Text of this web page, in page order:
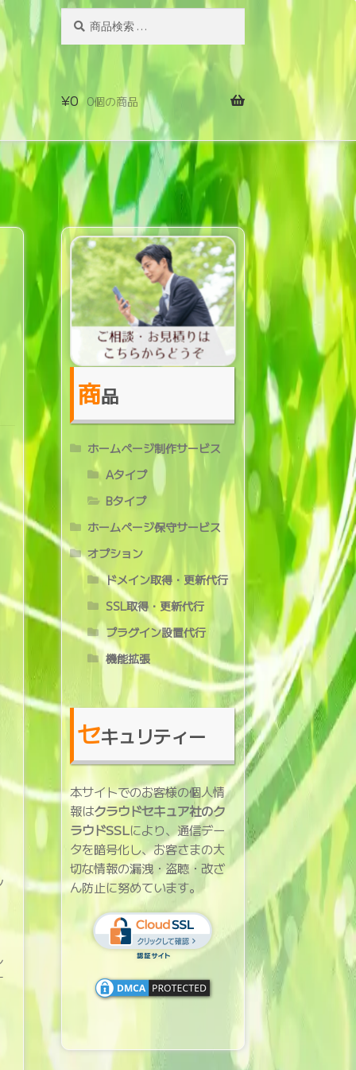
検
対
象:
検
¥0 0個の商品
商品
ホームページ制作サービス
Aタイプ
Bタイプ
ホームページ保守サービス
オプション
ドメイン取得・更新代行
SSL取得・更新代行
プラグイン設置代行
機能拡張
セキュリティー
本サイトでのお客様の個人情
報はクラウドセキュア社のク
ラウドSSLにより、通信デー
タを暗号化し、お客さまの大
切な情報の漏洩・盗聴・改ざ
ん防止に努めています。